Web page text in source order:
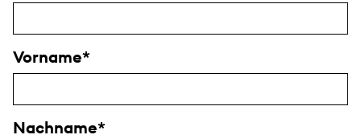
Vorname
Nachname